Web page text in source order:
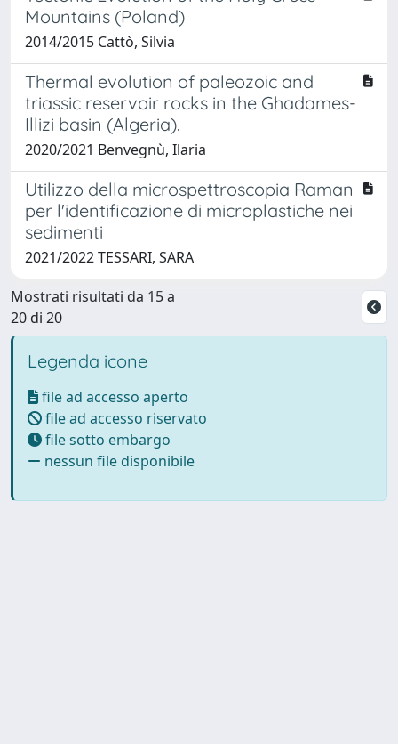
Mountains (Poland)
2014/2015 Cattò, Silvia
Thermal evolution of paleozoic and
triassic reservoir rocks in the Ghadames-
Illizi basin (Algeria).
2020/2021 Benvegnù, Ilaria
Utilizzo della microspettroscopia Raman
per l'identificazione di microplastiche nei
sedimenti
2021/2022 TESSARI, SARA
Mostrati risultati da 15 a
20 di 20
Legenda icone
file ad accesso aperto
file ad accesso riservato
file sotto embargo
nessun file disponibile